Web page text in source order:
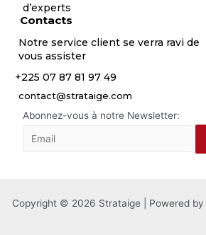
d’experts
Contacts
Notre service client se verra ravi de
vous assister
+225 07 87 81 97 49
contact@strataige.com
Abonnez-vous à notre Newsletter:
Copyright © 2026 Strataige | Powered by